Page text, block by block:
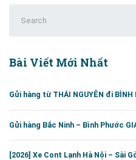
for:
Bài Viết Mới Nhất
Gửi hàng từ THÁI NGUYÊN đi BÌNH
Gửi hàng Bắc Ninh – Bình Phước
[2026] Xe Cont Lạnh Hà Nội – Sài